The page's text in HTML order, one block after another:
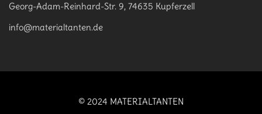
Georg-Adam-Reinhard-Str. 9, 74635 Kupferzell
info@materialtanten.de
© 2024 MATERIALTANTEN